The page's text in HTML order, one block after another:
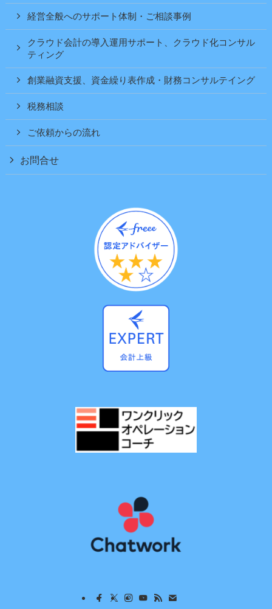
経営全般へのサポート体制・ご相談事例
クラウド会計の導入運用サポート、クラウド化コンサル
ティング
創業融資支援、資金繰り表作成・財務コンサルテイング
税務相談
ご依頼からの流れ
お問合せ